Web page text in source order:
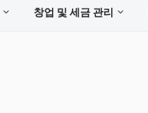
창업 및 세금 관리